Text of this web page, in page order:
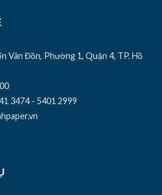
Vân Đồn, Phường 1, Quận 4, TP. Hồ
3474 - 5401 2999